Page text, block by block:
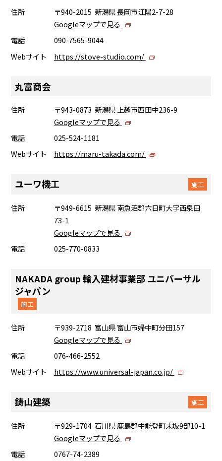
住所
〒940-2015 新潟県 長岡市江陽2-7-28
Googleマップで見る
電話
090-7565-9044
Webサイト
https://stove-studio.com/
丸富商会
住所
〒943-0873 新潟県 上越市西田中236-9
Googleマップで見る
電話
025-524-1181
Webサイト
https://maru-takada.com/
ユーワ機工 施工
住所
〒949-6615 新潟県 南魚沼郡六日町大字西泉田
73-1
Googleマップで見る
電話
025-770-0833
NAKADA group 輸入建材事業部 ユニバーサル
ジャパン
施工
住所
〒939-2718 富山県 富山市婦中町分田157
Googleマップで見る
電話
076-466-2552
Webサイト
https://www.universal-japan.co.jp/
鋳山建築 施工
住所
〒929-1704 石川県 鹿島郡中能登町末坂9部10-1
Googleマップで見る
電話
0767-74-2389